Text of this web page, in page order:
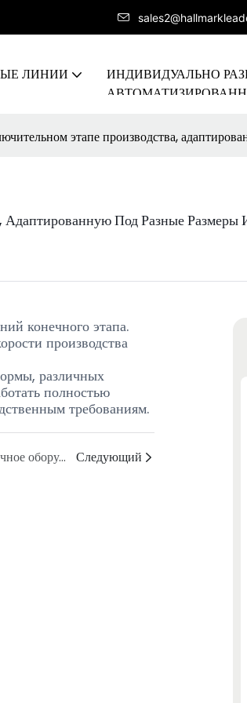
ЛИНИИ
ИНДИВИДУАЛЬНО
этапе производства,
Адаптированную Под Разные Размеры
конечного этапа.
производства
различных
полностью
требованиям.
Совместимо ли упаковочное оборудование конечной стадии с существующими производственными линиями? Следующий